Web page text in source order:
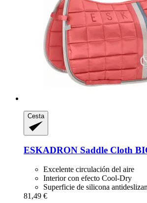
Cesta
ESKADRON Saddle Cloth
Excelente circulación del aire
Interior con efecto Cool-Dry
Superficie de silicona
81,49 €